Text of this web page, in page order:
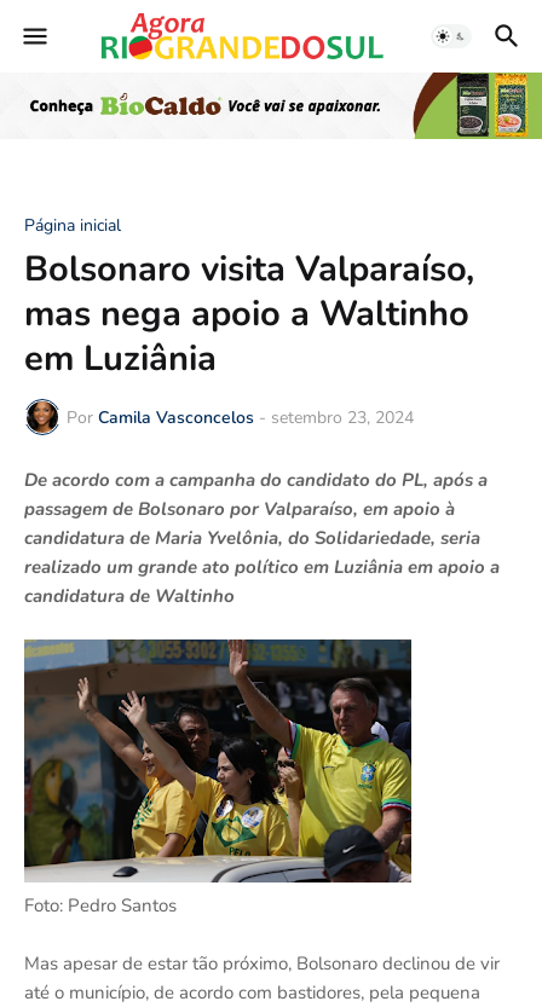
Página inicial
Bolsonaro visita Valparaíso,
mas nega apoio a Waltinho
em Luziânia
Por Camila Vasconcelos - setembro 23, 2024
De acordo com a campanha do candidato do PL, após a
passagem de Bolsonaro por Valparaíso, em apoio à
candidatura de Maria Yvelônia, do Solidariedade, seria
realizado um grande ato político em Luziânia em apoio a
candidatura de Waltinho
Foto: Pedro Santos
Mas apesar de estar tão próximo, Bolsonaro declinou de vir
até o município, de acordo com bastidores, pela pequena